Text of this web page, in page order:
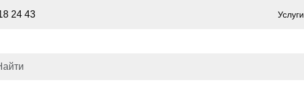
24 43 Услуги